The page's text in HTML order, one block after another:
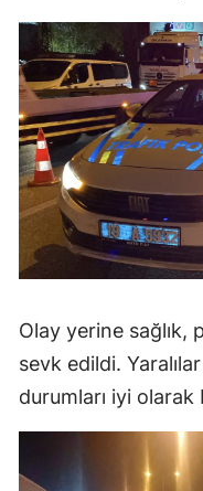
Olay yerine sağlık,
sevk edildi.
durumları iyi olarak